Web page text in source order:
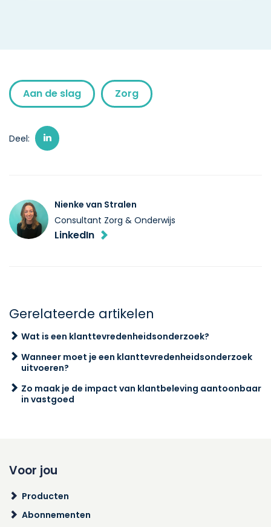
Aan de slag Zorg
Deel:
Nienke van Stralen
Consultant Zorg & Onderwijs
LinkedIn
Gerelateerde artikelen
Wat is een klanttevredenheidsonderzoek?
Wanneer moet je een klanttevredenheidsonderzoek
uitvoeren?
Zo maak je de impact van klantbeleving aantoonbaar
in vastgoed
Voor jou
Producten
Abonnementen